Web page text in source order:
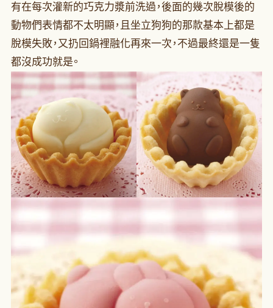
有在每次灌新的巧克力漿前洗過，後面的幾次脫模後的
動物們表情都不太明顯，且坐立狗狗的那款基本上都是
脫模失敗，又扔回鍋裡融化再來一次，不過最終還是一隻
都沒成功就是。